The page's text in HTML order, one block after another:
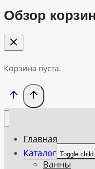
Обзор
Корзина пуста.
Главная
Каталог Toggle
Ванны